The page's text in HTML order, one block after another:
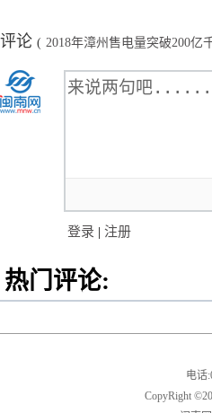
评论 ( 2018年漳州售电量突破200亿
登录 | 注册
热门评论:
电话
CopyRight